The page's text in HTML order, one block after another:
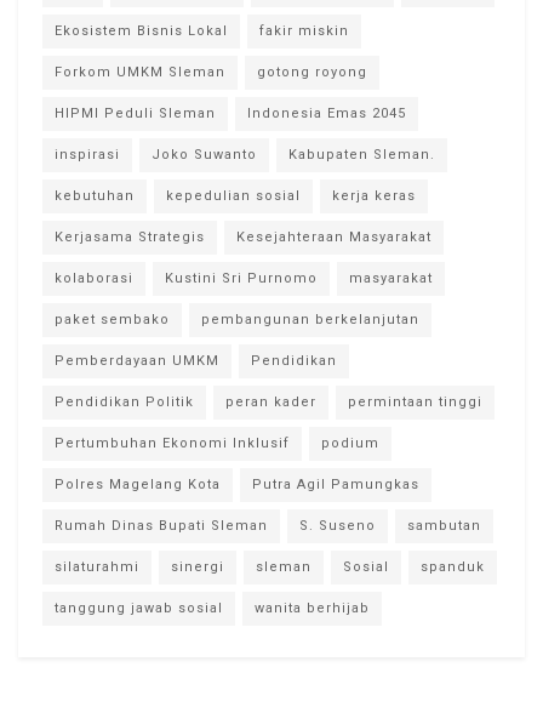
Ekosistem Bisnis Lokal fakir miskin
Forkom UMKM Sleman gotong royong
HIPMI Peduli Sleman Indonesia Emas 2045
inspirasi Joko Suwanto Kabupaten Sleman.
kebutuhan kepedulian sosial kerja keras
Kerjasama Strategis Kesejahteraan Masyarakat
kolaborasi Kustini Sri Purnomo masyarakat
paket sembako pembangunan berkelanjutan
Pemberdayaan UMKM Pendidikan
Pendidikan Politik peran kader permintaan tinggi
Pertumbuhan Ekonomi Inklusif podium
Polres Magelang Kota Putra Agil Pamungkas
Rumah Dinas Bupati Sleman S. Suseno sambutan
silaturahmi sinergi sleman Sosial spanduk
tanggung jawab sosial wanita berhijab